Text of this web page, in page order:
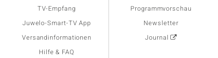
TV-Empfang
Juwelo-Smart-TV App
Versandinformationen
Hilfe & FAQ
Programmvorschau
Newsletter
Journal